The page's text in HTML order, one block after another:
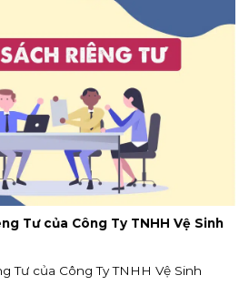
Tư của Công Ty TNHH Vệ Sinh
Tư của Công Ty TNHH Vệ Sinh